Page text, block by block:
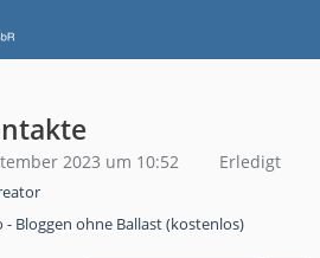
2023 um 10:52 Erledigt
- Bloggen ohne Ballast (kostenlos)